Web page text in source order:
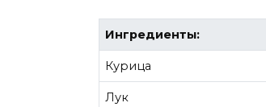
Ингредиенты:
Курица
Лук